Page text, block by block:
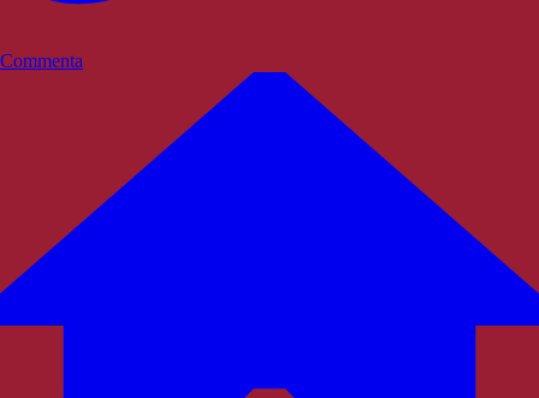
Commenta